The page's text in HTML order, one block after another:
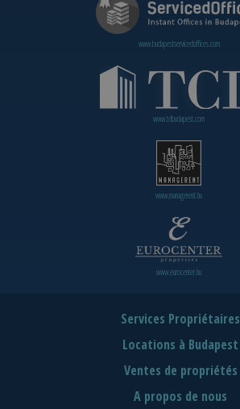
www.budapestservicedoffices.com
www.tclbudapest.com
www.managerent.hu
www.eurocenter.hu
Services Propriétaires
Locations à Budapest
Ventes de propriétés
A propos de nous